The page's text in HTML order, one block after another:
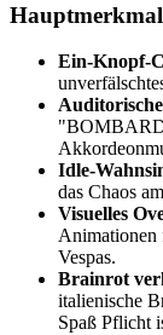
Ein-Knopf-
Idle-
das Chaos
Visuelles
Animationen
Vespas.
Brainrot
italienische
Spaß Pflicht